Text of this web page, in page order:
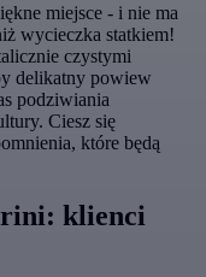
miejsce - i nie ma
wycieczka statkiem!
czystymi
delikatny powiew
podziwiania
Ciesz się
które będą
klienci